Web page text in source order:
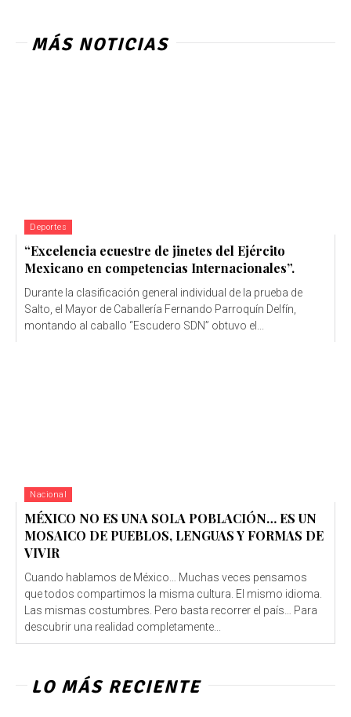
MÁS NOTICIAS
Deportes
“Excelencia ecuestre de jinetes del Ejército
Mexicano en competencias Internacionales”.
Durante la clasificación general individual de la prueba de
Salto, el Mayor de Caballería Fernando Parroquín Delfín,
montando al caballo “Escudero SDN” obtuvo el...
Nacional
MÉXICO NO ES UNA SOLA POBLACIÓN… ES UN
MOSAICO DE PUEBLOS, LENGUAS Y FORMAS DE
VIVIR
Cuando hablamos de México… Muchas veces pensamos
que todos compartimos la misma cultura. El mismo idioma.
Las mismas costumbres. Pero basta recorrer el país… Para
descubrir una realidad completamente...
LO MÁS RECIENTE